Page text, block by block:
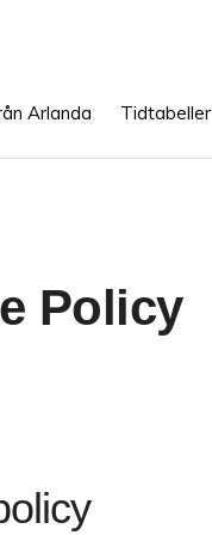
Arlanda Tidtabeller
Policy